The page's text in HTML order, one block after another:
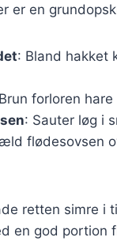
er en
: Bland hakket
forloren
: Sauter løg i
flødesovsen
retten simre i
en god portion